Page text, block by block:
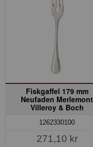
Fiskgaffel 179 mm
Neufaden Merlemont
Villeroy & Boch
1262330100
271,10 kr